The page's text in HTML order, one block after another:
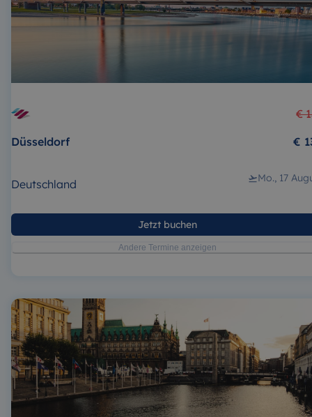
€
Düsseldorf
€
Deutschland Mo., 17
Jetzt buchen
Andere Termine anzeigen